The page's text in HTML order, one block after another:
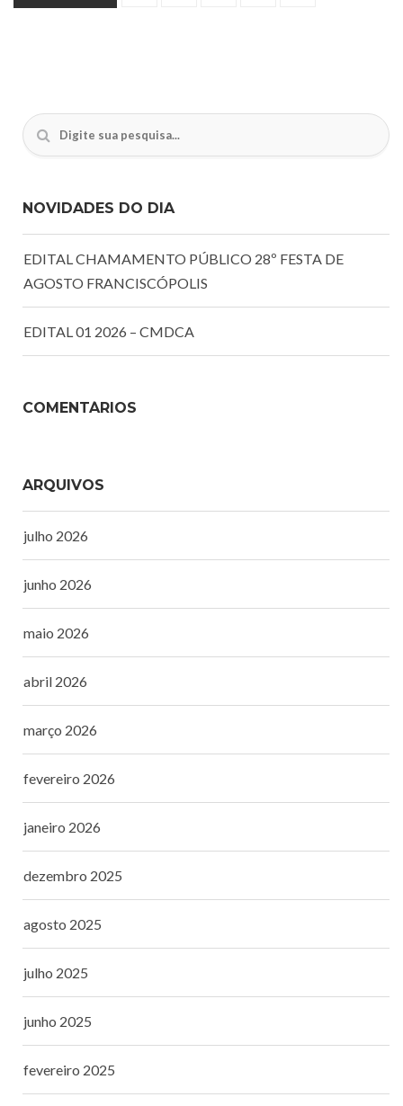
NOVIDADES DO DIA
EDITAL CHAMAMENTO PÚBLICO 28º FESTA DE
AGOSTO FRANCISCÓPOLIS
EDITAL 01 2026 – CMDCA
COMENTÁRIOS
ARQUIVOS
julho 2026
junho 2026
maio 2026
abril 2026
março 2026
fevereiro 2026
janeiro 2026
dezembro 2025
agosto 2025
julho 2025
junho 2025
fevereiro 2025